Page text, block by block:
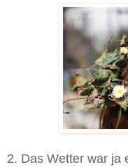
2. Das Wetter war ja